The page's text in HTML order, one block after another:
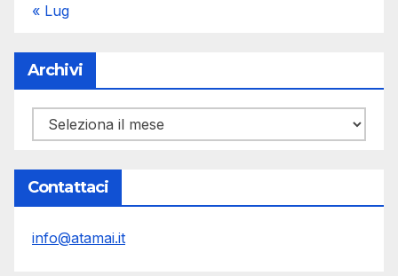
« Lug
Archivi
Archivi
Contattaci
info@atamai.it